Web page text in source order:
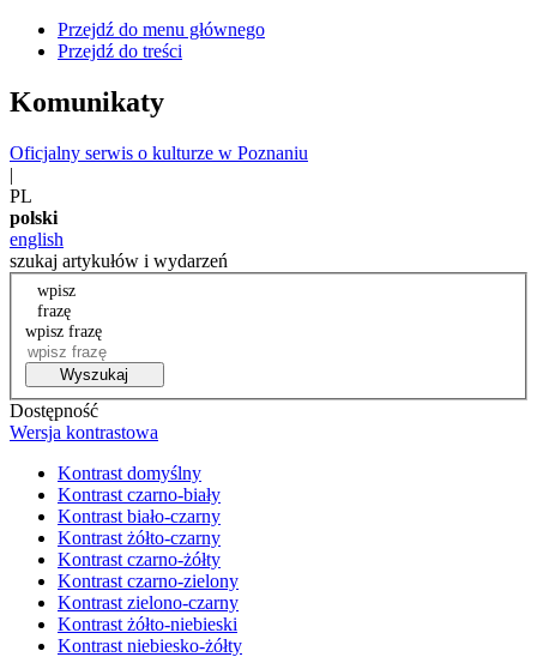
Przejdź do menu głównego
Przejdź do treści
Komunikaty
Oficjalny serwis o kulturze w Poznaniu
|
PL
polski
english
szukaj artykułów i wydarzeń
wpisz
frazę
wpisz frazę
Wyszukaj
Dostępność
Wersja kontrastowa
Kontrast domyślny
Kontrast czarno-biały
Kontrast biało-czarny
Kontrast żółto-czarny
Kontrast czarno-żółty
Kontrast czarno-zielony
Kontrast zielono-czarny
Kontrast żółto-niebieski
Kontrast niebiesko-żółty